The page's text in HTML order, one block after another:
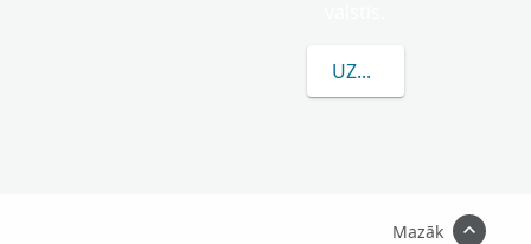
UZZINĀT VAIRĀK PAR
Mazāk